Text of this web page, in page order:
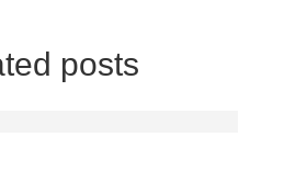
posts